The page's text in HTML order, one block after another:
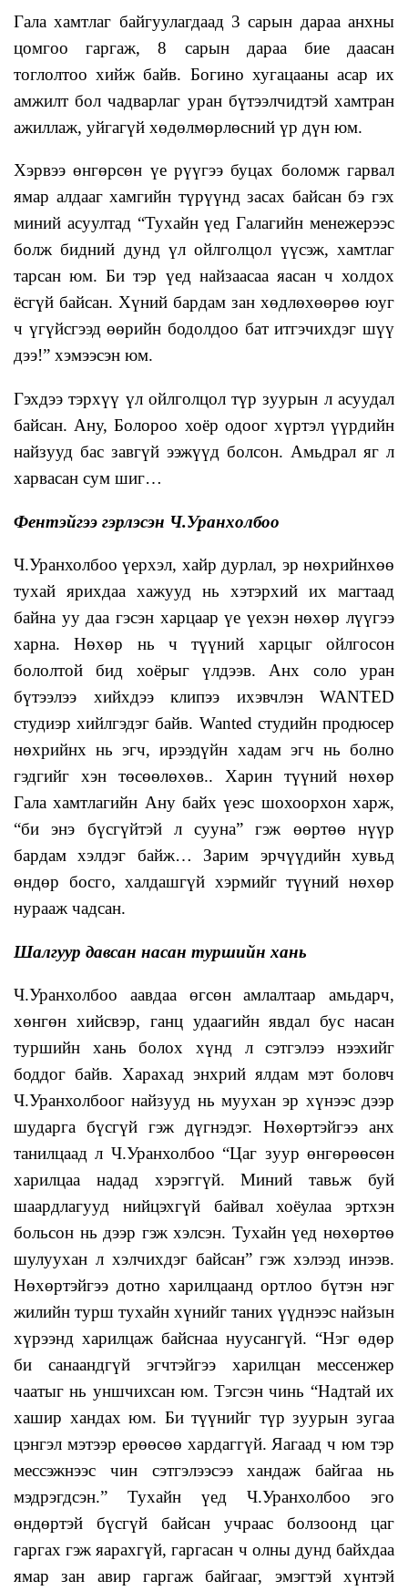
Гала хамтлаг байгуулагдаад 3 сарын дараа анхны
цомгоо гаргаж, 8 сарын дараа бие даасан
тоглолтоо хийж байв. Богино хугацааны асар их
амжилт бол чадварлаг уран бүтээлчидтэй хамтран
ажиллаж, уйгагүй хөдөлмөрлөсний үр дүн юм.
Хэрвээ өнгөрсөн үе рүүгээ буцах боломж гарвал
ямар алдааг хамгийн түрүүнд засах байсан бэ гэх
миний асуултад “Тухайн үед Галагийн менежерээс
болж бидний дунд үл ойлголцол үүсэж, хамтлаг
тарсан юм. Би тэр үед найзаасаа яасан ч холдох
ёсгүй байсан. Хүний бардам зан хөдлөхөөрөө юуг
ч үгүйсгээд өөрийн бодолдоо бат итгэчихдэг шүү
дээ!” хэмээсэн юм.
Гэхдээ тэрхүү үл ойлголцол түр зуурын л асуудал
байсан. Ану, Болороо хоёр одоог хүртэл үүрдийн
найзууд бас завгүй ээжүүд болсон. Амьдрал яг л
харвасан сум шиг…
Фентэйгээ гэрлэсэн Ч.Уранхолбоо
Ч.Уранхолбоо үерхэл, хайр дурлал, эр нөхрийнхөө
тухай ярихдаа хажууд нь хэтэрхий их магтаад
байна уу даа гэсэн харцаар үе үехэн нөхөр лүүгээ
харна. Нөхөр нь ч түүний харцыг ойлгосон
бололтой бид хоёрыг үлдээв. Анх соло уран
бүтээлээ хийхдээ клипээ ихэвчлэн WANTED
студиэр хийлгэдэг байв. Wanted студийн продюсер
нөхрийнх нь эгч, ирээдүйн хадам эгч нь болно
гэдгийг хэн төсөөлөхөв.. Харин түүний нөхөр
Гала хамтлагийн Ану байх үеэс шохоорхон харж,
“би энэ бүсгүйтэй л сууна” гэж өөртөө нүүр
бардам хэлдэг байж… Зарим эрчүүдийн хувьд
өндөр босго, халдашгүй хэрмийг түүний нөхөр
нурааж чадсан.
Шалгуур давсан насан туршийн хань
Ч.Уранхолбоо аавдаа өгсөн амлалтаар амьдарч,
хөнгөн хийсвэр, ганц удаагийн явдал бус насан
туршийн хань болох хүнд л сэтгэлээ нээхийг
боддог байв. Харахад энхрий ялдам мэт боловч
Ч.Уранхолбоог найзууд нь муухан эр хүнээс дээр
шударга бүсгүй гэж дүгнэдэг. Нөхөртэйгээ анх
танилцаад л Ч.Уранхолбоо “Цаг зуур өнгөрөөсөн
харилцаа надад хэрэггүй. Миний тавьж буй
шаардлагууд нийцэхгүй байвал хоёулаа эртхэн
больсон нь дээр гэж хэлсэн. Тухайн үед нөхөртөө
шулуухан л хэлчихдэг байсан” гэж хэлээд инээв.
Нөхөртэйгээ дотно харилцаанд ортлоо бүтэн нэг
жилийн турш тухайн хүнийг таних үүднээс найзын
хүрээнд харилцаж байснаа нуусангүй. “Нэг өдөр
би санаандгүй эгчтэйгээ харилцан мессенжер
чаатыг нь уншчихсан юм. Тэгсэн чинь “Надтай их
хашир хандах юм. Би түүнийг түр зуурын зугаа
цэнгэл мэтээр ерөөсөө хардаггүй. Яагаад ч юм тэр
мессэжнээс чин сэтгэлээсээ хандаж байгаа нь
мэдрэгдсэн.” Тухайн үед Ч.Уранхолбоо эго
өндөртэй бүсгүй байсан учраас болзоонд цаг
гаргах гэж яарахгүй, гаргасан ч олны дунд байхдаа
ямар зан авир гаргаж байгааг, эмэгтэй хүнтэй